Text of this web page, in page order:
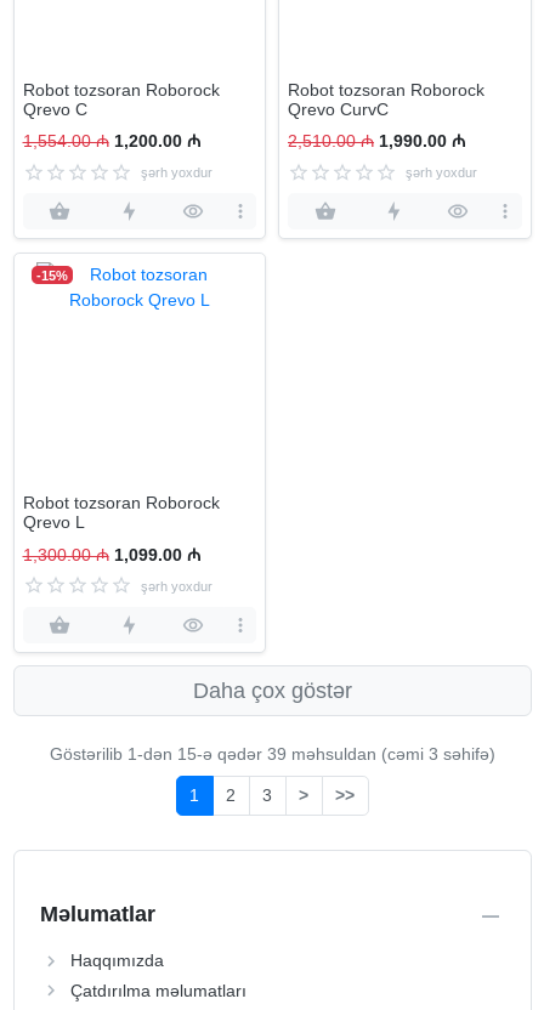
Robot tozsoran Roborock
Qrevo C
1,554.00 ₼ 1,200.00 ₼
şərh yoxdur
Robot tozsoran Roborock
Qrevo CurvC
2,510.00 ₼ 1,990.00 ₼
şərh yoxdur
-15%
Robot tozsoran Roborock
Qrevo L
1,300.00 ₼ 1,099.00 ₼
şərh yoxdur
Daha çox göstər
Göstərilib 1-dən 15-ə qədər 39 məhsuldan (cəmi 3 səhifə)
1 2 3 > >>
Məlumatlar
Haqqımızda
Çatdırılma məlumatları